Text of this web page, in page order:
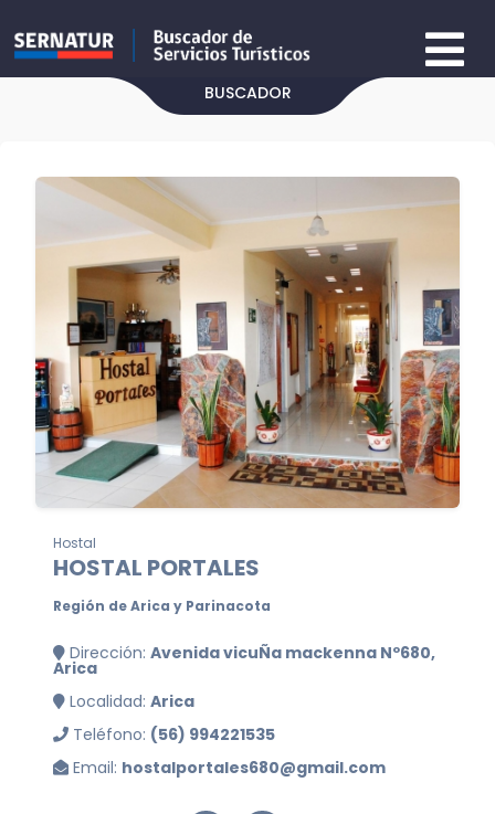
BUSCADOR
Hostal
HOSTAL PORTALES
Región de Arica y Parinacota
Dirección: Avenida vicuÑa mackenna Nº680,
Arica
Localidad: Arica
Teléfono: (56) 994221535
Email: hostalportales680@gmail.com